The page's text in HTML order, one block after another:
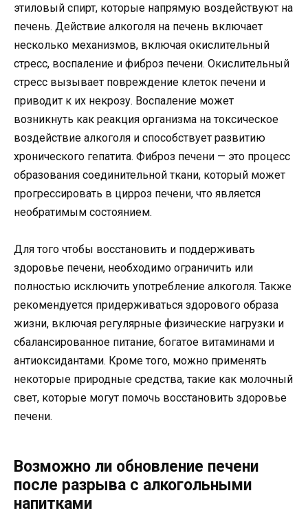
этиловый спирт, которые напрямую воздействуют на
печень. Действие алкоголя на печень включает
несколько механизмов, включая окислительный
стресс, воспаление и фиброз печени. Окислительный
стресс вызывает повреждение клеток печени и
приводит к их некрозу. Воспаление может
возникнуть как реакция организма на токсическое
воздействие алкоголя и способствует развитию
хронического гепатита. Фиброз печени — это процесс
образования соединительной ткани, который может
прогрессировать в цирроз печени, что является
необратимым состоянием.
Для того чтобы восстановить и поддерживать
здоровье печени, необходимо ограничить или
полностью исключить употребление алкоголя. Также
рекомендуется придерживаться здорового образа
жизни, включая регулярные физические нагрузки и
сбалансированное питание, богатое витаминами и
антиоксидантами. Кроме того, можно применять
некоторые природные средства, такие как молочный
свет, которые могут помочь восстановить здоровье
печени.
Возможно ли обновление печени
после разрыва с алкогольными
напитками